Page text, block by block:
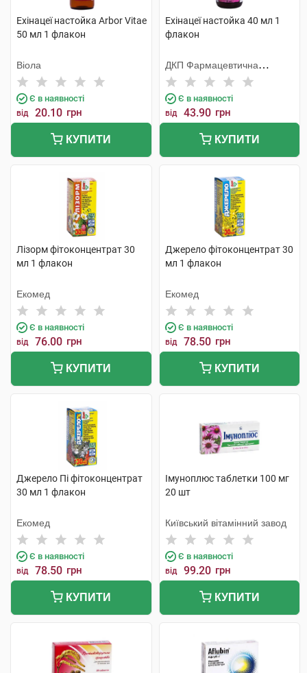
Ехінацеї настойка Arbor Vitae
50 мл 1 флакон
Віола
Є в наявності
від 20.10 грн
КУПИТИ
Ехінацеї настойка 40 мл 1
флакон
ДКП Фармацевтична
фабрика
Є в наявності
від 43.90 грн
КУПИТИ
Лізорм фітоконцентрат 30
мл 1 флакон
Екомед
Є в наявності
від 76.00 грн
КУПИТИ
Джерело фітоконцентрат 30
мл 1 флакон
Екомед
Є в наявності
від 78.50 грн
КУПИТИ
Джерело Пі фітоконцентрат
30 мл 1 флакон
Екомед
Є в наявності
від 78.50 грн
КУПИТИ
Імуноплюс таблетки 100 мг
20 шт
Київський вітамінний завод
Є в наявності
від 99.20 грн
КУПИТИ